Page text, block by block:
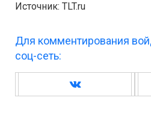
Источник: TLT.ru
Для комментирования
соц-сеть: